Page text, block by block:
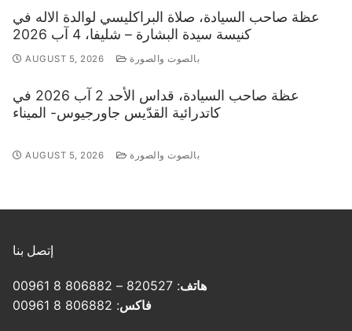
عظة صاحب السيادة، صلاة البراكليسي لوالدة الاله في
كنيسة سيدة البشارة – شليفا، 4 آب 2026
AUGUST 5, 2026 بالصوت والصورة
عظة صاحب السيادة، قداس الأحد 2 آب 2026 في
كاتدرائية القدّيس جاورجيوس- الميناء
AUGUST 5, 2026 بالصوت والصورة
إتصل بنا
هاتف: 820527 – 806882 8 00961
فاكس: 806882 8 00961